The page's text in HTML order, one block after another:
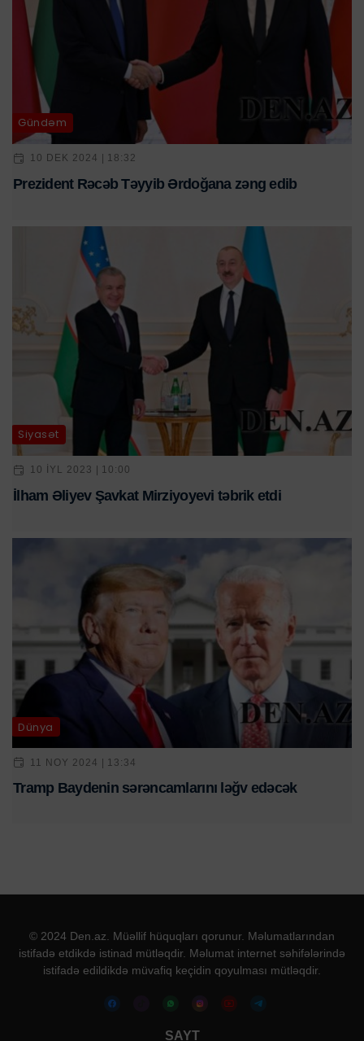
Gündəm
10 DEK 2024 | 18:32
Prezident Rəcəb Təyyib Ərdoğana zəng edib
Siyasət
10 IYL 2023 | 10:00
İlham Əliyev Şavkat Mirziyoyevi təbrik etdi
Dünya
11 NOY 2024 | 13:34
Tramp Baydenin sərəncamlarını ləğv edəcək
© 2024 Den.az. Müəllif hüquqları qorunur. Məlumatlarından
istifadə etdikdə istinad mütləqdir. Məlumat internet səhifələrində
istifadə edildikdə müvafiq keçidin qoyulması mütləqdir.
SAYT